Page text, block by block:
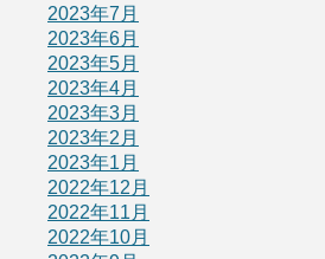
2023年7月
2023年6月
2023年5月
2023年4月
2023年3月
2023年2月
2023年1月
2022年12月
2022年11月
2022年10月